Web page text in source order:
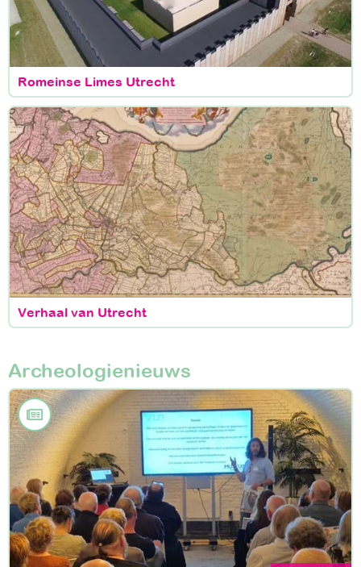
Romeinse Limes Utrecht
Verhaal van Utrecht
Archeologienieuws